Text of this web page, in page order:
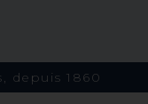
depuis 1860